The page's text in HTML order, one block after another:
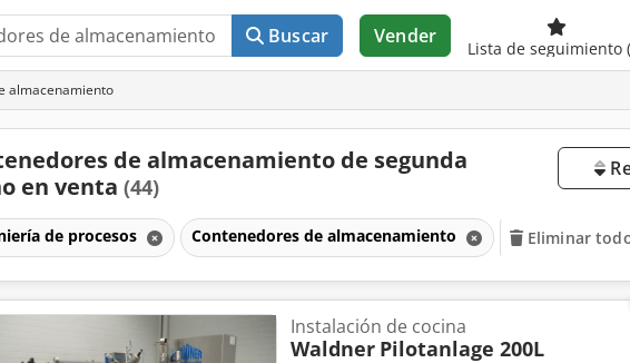
Buscar Vender
Lista de seguimiento
almacenamiento
de almacenamiento de segunda
en venta (44)
de procesos Contenedores de almacenamiento Eliminar
Instalación de cocina
Waldner Pilotanlage 200L